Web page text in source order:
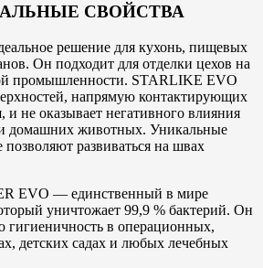
СВОЙСТВА
решение для кухонь, пищевых
Он подходит для отделки цехов на
промышленности. STARLIKE EVO
напрямую контактирующих
и не оказывает негативного влияния
и домашних животных. Уникальные
позволяют развиваться на швах
EVO — единственный в мире
уничтожает 99,9 % бактерий. Он
гигиеничность в операционных,
детских садах и любых лечебных